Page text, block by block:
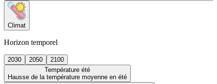
Climat
Horizon temporel
2030 2050
2100
Température été
Hausse de la température moyenne en été